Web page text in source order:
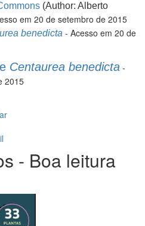
(Author: Alberto
em 20 de setembro de 2015
benedicta - Acesso em 20 de
Centaurea benedicta -
2015
- Boa leitura